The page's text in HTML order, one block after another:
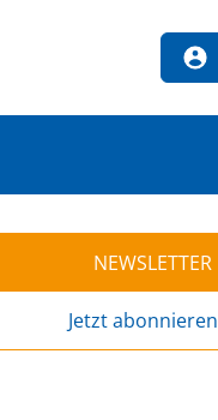
NEWSLETTER
Jetzt abonnieren